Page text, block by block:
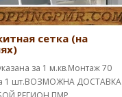
сетка (на
за 1 м.кв.Монтаж 70
1 шт.ВОЗМОЖНА ДОСТАВКА